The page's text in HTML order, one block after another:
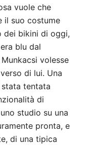
vuole che
il suo costume
dei bikini di oggi,
blu dal
volesse
di lui. Una
stata tentata
di
studio su una
pronta, e
di una tipica